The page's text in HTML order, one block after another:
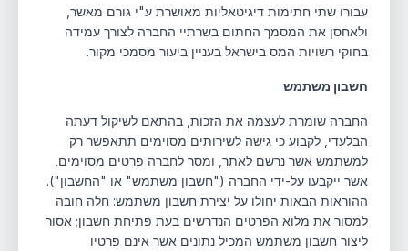
עבורו שתי חתימות דיגיטאליות מאושרת ע"י גורם מאשר,
ולאחסן את המסמך החתום בשרתיי החברה לצורך עמידה
בחוקי רשויות המס בישראל בעניין ביעור מסמכי מקור.
חשבון משתמש
החברה שומרת לעצמה את הזכות, בהתאם לשיקול דעתה
הבלעדי, לקבוע כי גישה לשירותים מסוימים תתאפשר רק
למשתמש אשר נרשם לאתר, ומסר לחברה פרטים מסוימים,
אשר ייקבעו על-ידי החברה ("חשבון משתמש" או "החשבון").
ההוראות הבאות יחולו על יצירת חשבון משתמש: חלה חובה
למסור את מלוא הפרטים הנדרשים בעת פתיחת חשבון; אסור
ליצור חשבון משתמש המכיל נתונים אשר אינם פרטיו